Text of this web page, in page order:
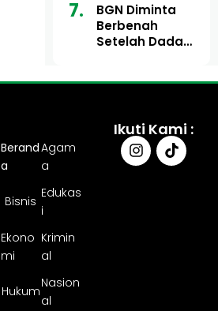
Sepenuhnya
Tuntas
Ulee Lheue, 14
Orang Derita
Luka Bakar
BGN Diminta
Berbenah
Setelah Dadan
Berand
a
Agam
a
Bisnis
Edukas
i
Ekono
mi
Krimin
al
Hukum
Nasion
al
Ikuti Kami :